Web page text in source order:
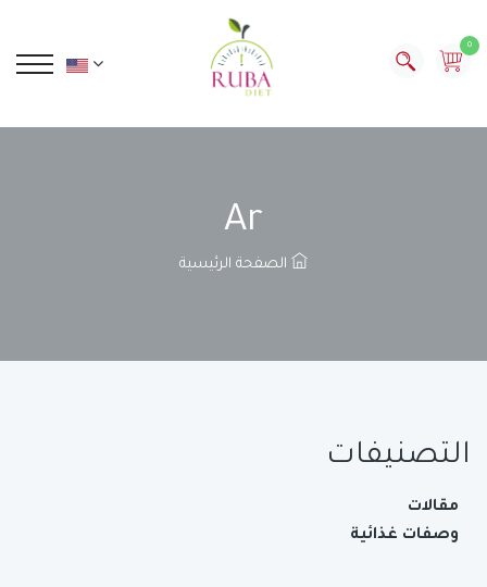
0
Ar
الصفحة الرئيسية
التصنيفات
مقالات
وصفات غذائية